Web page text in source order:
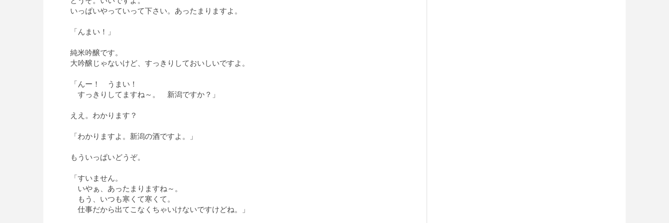
いっぱいやっていって下さい。あったまりますよ。
「んまい！」
純米吟醸です。
大吟醸じゃないけど、すっきりしておいしいですよ。
「んー！ うまい！
すっきりしてますね～。 新潟ですか？」
ええ。わかります？
「わかりますよ。新潟の酒ですよ。」
もういっぱいどうぞ。
「すいません。
いやぁ、あったまりますね～。
もう、いつも寒くて寒くて。
仕事だから出てこなくちゃいけないですけどね。」